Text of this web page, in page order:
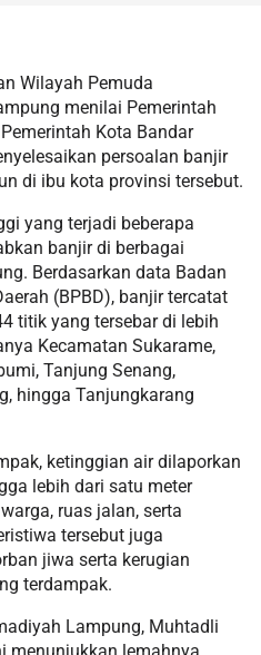
Wilayah Pemuda
menilai Pemerintah
Kota Bandar
persoalan banjir
di ibu kota provinsi tersebut.
yang terjadi beberapa
banjir di berbagai
Berdasarkan data Badan
(BPBD), banjir tercatat
titik yang tersebar di lebih
Kecamatan Sukarame,
Tanjung Senang,
hingga Tanjungkarang
ketinggian air dilaporkan
lebih dari satu meter
ruas jalan, serta
tersebut juga
jiwa serta kerugian
terdampak.
Lampung, Muhtadli
menunjukkan lemahnya